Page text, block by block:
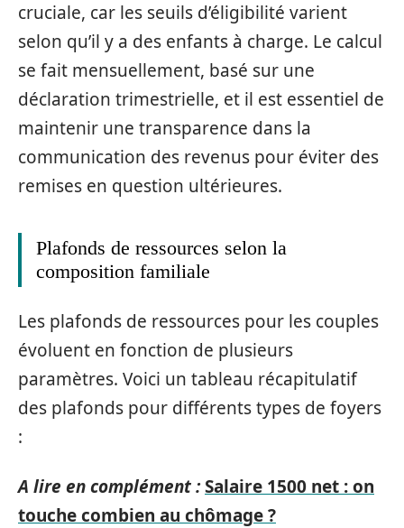
cruciale, car les seuils d’éligibilité varient
selon qu’il y a des enfants à charge. Le calcul
se fait mensuellement, basé sur une
déclaration trimestrielle, et il est essentiel de
maintenir une transparence dans la
communication des revenus pour éviter des
remises en question ultérieures.
Plafonds de ressources selon la
composition familiale
Les plafonds de ressources pour les couples
évoluent en fonction de plusieurs
paramètres. Voici un tableau récapitulatif
des plafonds pour différents types de foyers
:
A lire en complément :Salaire 1500 net : on
touche combien au chômage ?